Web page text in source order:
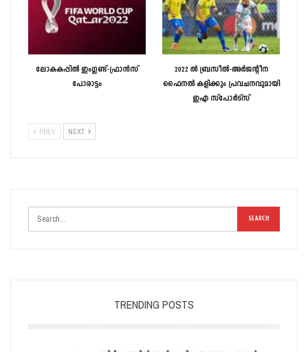
ലോകകപ്പിൽ ഇംഗ്ലണ്ട്-ഫ്രാൻസ്‌
പോരാട്ടം
2022 ൽ ബ്രസീൽ-അർജന്റീന
ഫൈനൽ കളിക്കും പ്രവചനവുമായി
ഇഎ സ്‌പോർട്‌സ്
PREV NEXT
TRENDING POSTS